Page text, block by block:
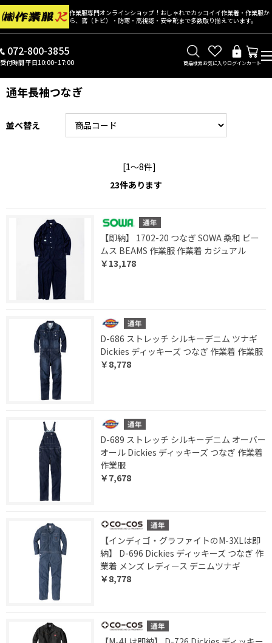
作業服専門オンラインショップ！おしゃれでカッコイイ作業着・作業服か
ら、鳶（トビ）・防寒・高視認・安全靴まで多数取り揃えています。
072-800-3855
受付時間 平日10:00~17:00 商品検索お気に入りログインカート
通年長袖つなぎ
並べ替え
[1～8件]
23件あります
【即納】 1702-20 つなぎ SOWA 桑和 ビー
ムス BEAMS 作業服 作業着 カジュアル
￥13,178
D-686 ストレッチ シルキーデニム ツナギ
Dickies ディッキーズ つなぎ 作業着 作業服
￥8,778
D-689 ストレッチ シルキーデニム オーバー
オール Dickies ディッキーズ つなぎ 作業着
作業服
￥7,678
【インディゴ・グラファイトのM-3XLは即
納】 D-696 Dickies ディッキーズ つなぎ 作
業着 メンズ レディース デニムツナギ
￥8,778